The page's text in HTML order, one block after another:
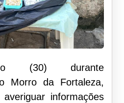
(30) durante
Morro da Fortaleza,
informações